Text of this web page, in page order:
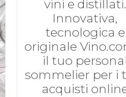
vini e distillati.
Innovativa,
tecnologica e
originale
il tuo personal
sommelier per i
acquisti